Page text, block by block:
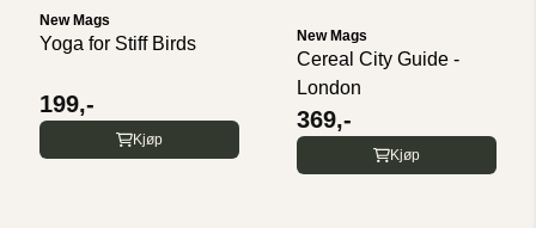
New Mags
Yoga for Stiff Birds
199,-
Kjøp
New Mags
Cereal City Guide -
London
369,-
Kjøp